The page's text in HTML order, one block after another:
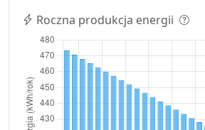
Roczna produkcja energii